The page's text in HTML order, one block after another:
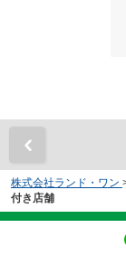
株式会社ランド・ワン
付き店舗